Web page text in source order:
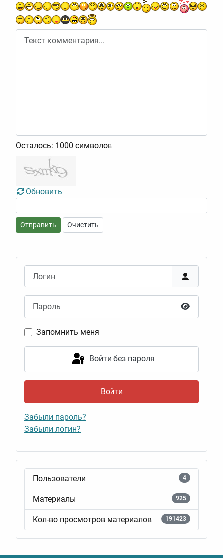
Осталось: 1000 символов
Обновить
Отправить Очистить
Показать
Запомнить меня
Войти без пароля
Войти
Забыли пароль?
Забыли логин?
Пользователи 4
Материалы 925
Кол-во просмотров материалов 191423